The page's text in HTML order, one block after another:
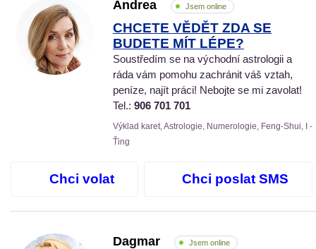
Andrea Jsem online
CHCETE VĚDĚT ZDA SE
BUDETE MÍT LÉPE?
Soustředím se na východní astrologii a
ráda vám pomohu zachránit váš vztah,
peníze, najít práci! Nebojte se mi zavolat!
Tel.: 906 701 701
Výklad karet, Astrologie, Numerologie, Feng-Shui, I -
Ťing
Chci volat Chci poslat SMS
Dagmar Jsem online